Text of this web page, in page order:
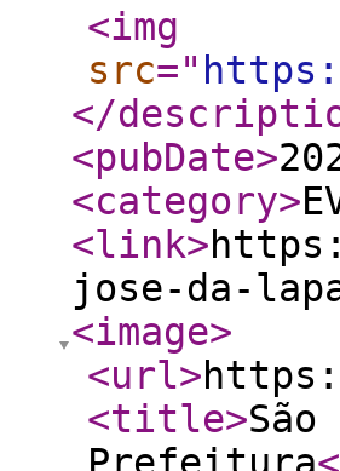
<img
src="
</
<pubDate>
<category>
<link>
jose-da-
<image>
<url>
<title>